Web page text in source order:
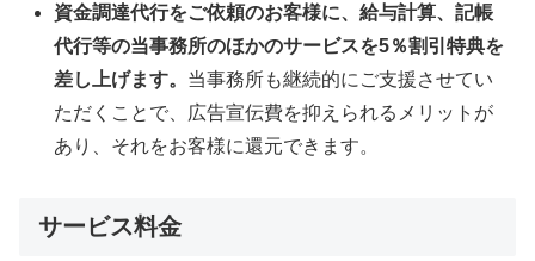
資金調達代行をご依頼のお客様に、給与計算、記帳
代行等の当事務所のほかのサービスを5％割引特典を
差し上げます。 当事務所も継続的にご支援させてい
ただくことで、広告宣伝費を抑えられるメリットが
あり、それをお客様に還元できます。
サービス料金